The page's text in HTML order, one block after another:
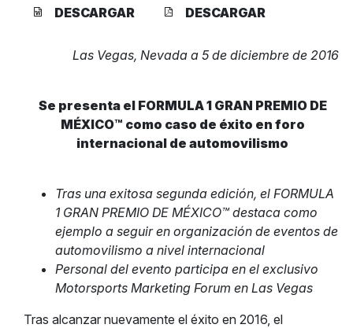
DESCARGAR DESCARGAR
Las Vegas, Nevada a 5 de diciembre de 2016
Se presenta el FORMULA 1 GRAN PREMIO DE
MÉXICO™ como caso de éxito en foro
internacional de automovilismo
Tras una exitosa segunda edición, el FORMULA
1 GRAN PREMIO DE MÉXICO™ destaca como
ejemplo a seguir en organización de eventos de
automovilismo a nivel internacional
Personal del evento participa en el exclusivo
Motorsports Marketing Forum en Las Vegas
Tras alcanzar nuevamente el éxito en 2016, el